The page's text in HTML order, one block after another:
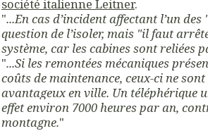
société italienne Leitner.
"...En cas d’incident affectant l’un
question de l’isoler, mais "il faut
système, car les cabines sont reliées
"...Si les remontées mécaniques
coûts de maintenance, ceux-ci ne
avantageux en ville. Un téléphérique
effet environ 7000 heures par an,
montagne."